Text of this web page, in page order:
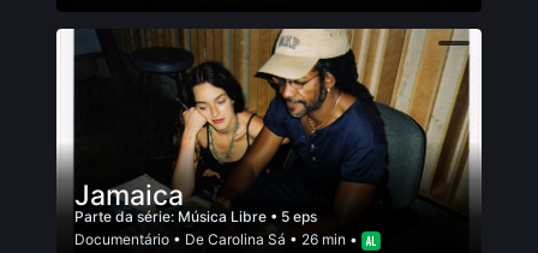
Jamaica
Parte da série: Música Libre • 5 eps
Documentário • De Carolina Sá • 26 min •